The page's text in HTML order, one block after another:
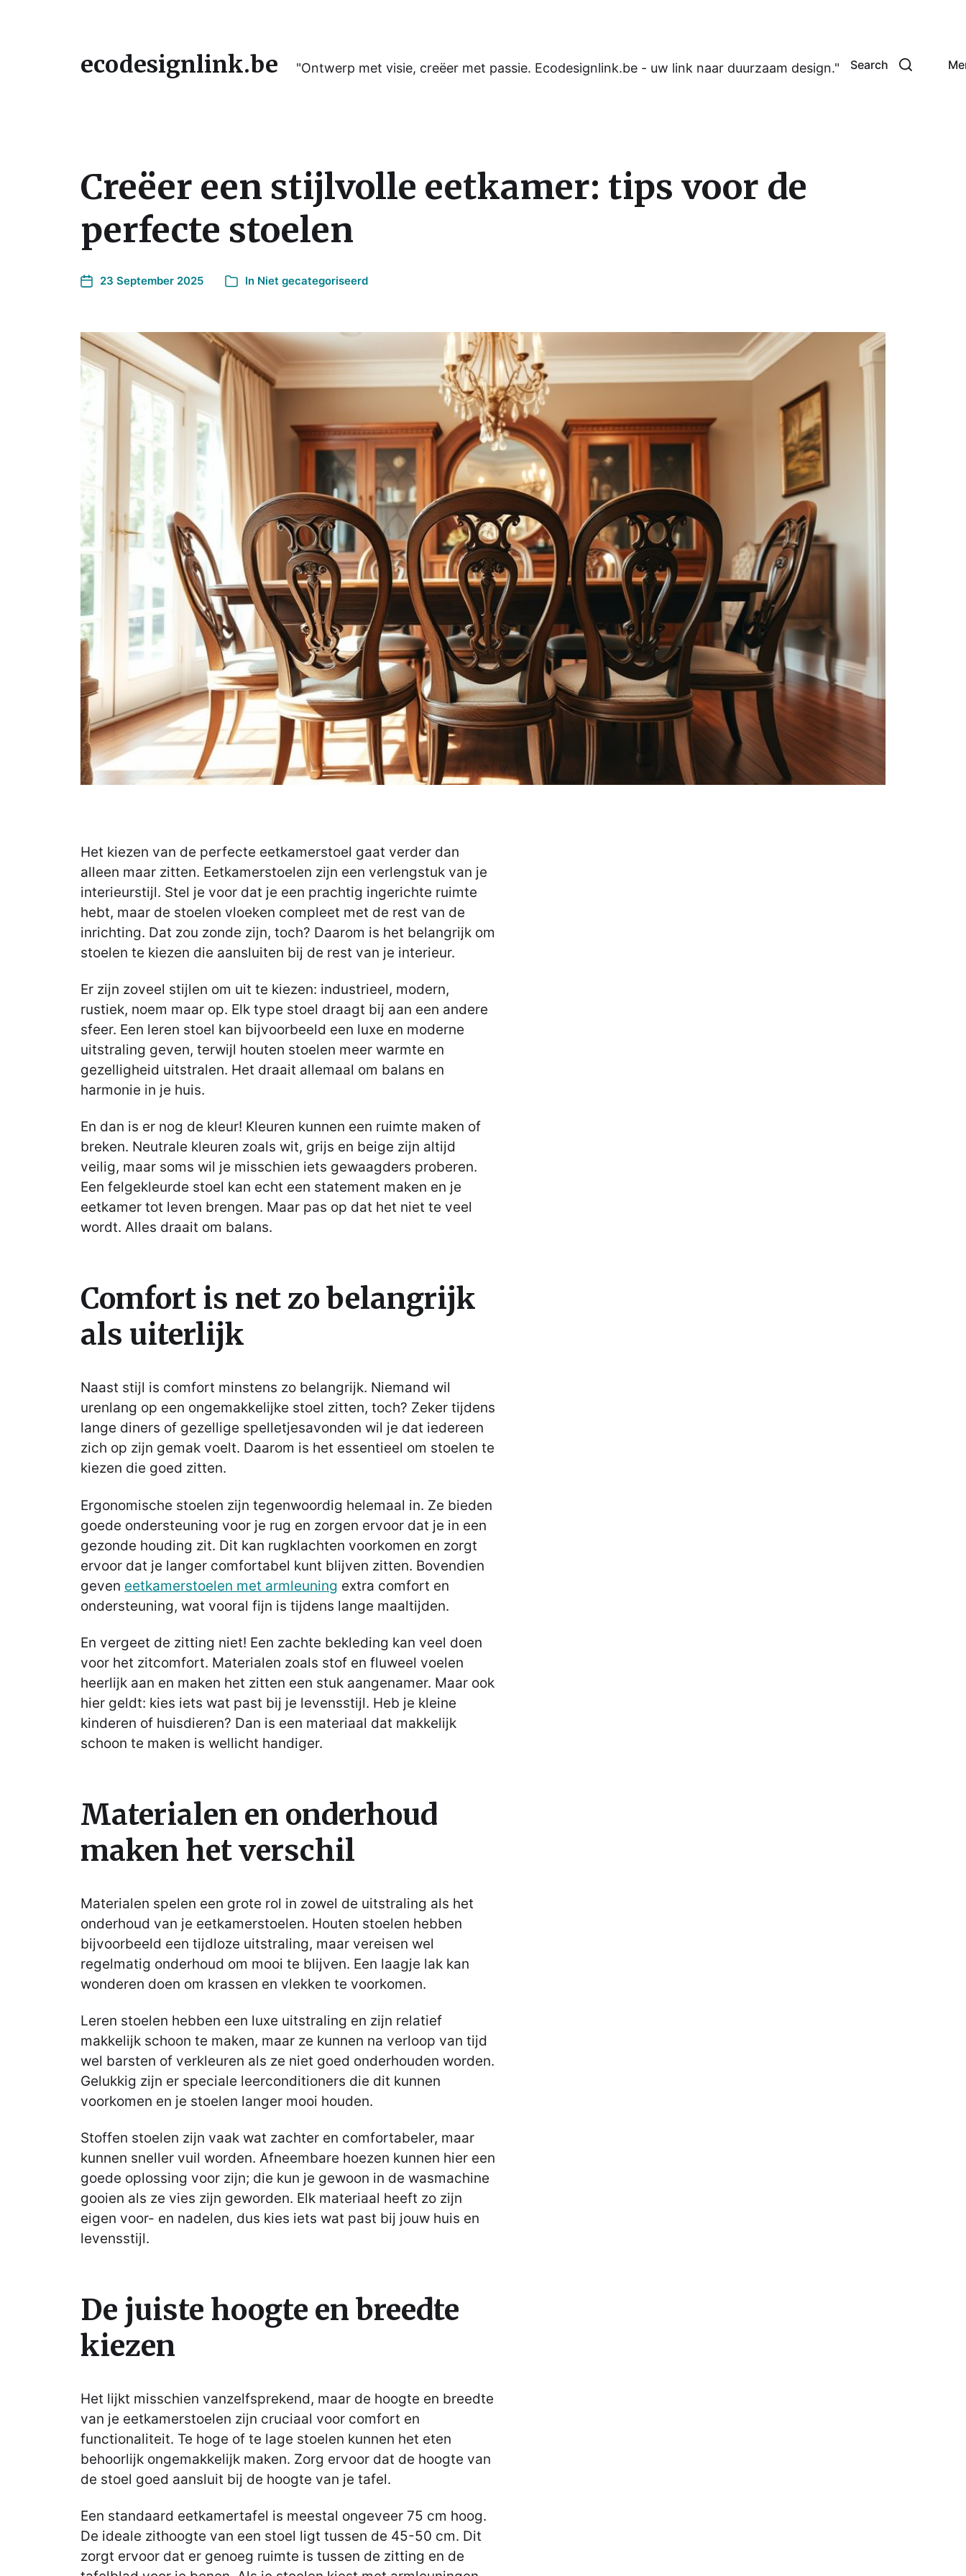
ecodesignlink.be "Ontwerp met visie, creëer met passie. Ecodesignlink.be - uw link naar duurzaam design." Search
Creëer een stijlvolle eetkamer: tips voor de
perfecte stoelen
23 September 2025 In Niet gecategoriseerd
Het kiezen van de perfecte eetkamerstoel gaat verder dan
alleen maar zitten. Eetkamerstoelen zijn een verlengstuk van je
interieurstijl. Stel je voor dat je een prachtig ingerichte ruimte
hebt, maar de stoelen vloeken compleet met de rest van de
inrichting. Dat zou zonde zijn, toch? Daarom is het belangrijk om
stoelen te kiezen die aansluiten bij de rest van je interieur.
Er zijn zoveel stijlen om uit te kiezen: industrieel, modern,
rustiek, noem maar op. Elk type stoel draagt bij aan een andere
sfeer. Een leren stoel kan bijvoorbeeld een luxe en moderne
uitstraling geven, terwijl houten stoelen meer warmte en
gezelligheid uitstralen. Het draait allemaal om balans en
harmonie in je huis.
En dan is er nog de kleur! Kleuren kunnen een ruimte maken of
breken. Neutrale kleuren zoals wit, grijs en beige zijn altijd
veilig, maar soms wil je misschien iets gewaagders proberen.
Een felgekleurde stoel kan echt een statement maken en je
eetkamer tot leven brengen. Maar pas op dat het niet te veel
wordt. Alles draait om balans.
Comfort is net zo belangrijk
als uiterlijk
Naast stijl is comfort minstens zo belangrijk. Niemand wil
urenlang op een ongemakkelijke stoel zitten, toch? Zeker tijdens
lange diners of gezellige spelletjesavonden wil je dat iedereen
zich op zijn gemak voelt. Daarom is het essentieel om stoelen te
kiezen die goed zitten.
Ergonomische stoelen zijn tegenwoordig helemaal in. Ze bieden
goede ondersteuning voor je rug en zorgen ervoor dat je in een
gezonde houding zit. Dit kan rugklachten voorkomen en zorgt
ervoor dat je langer comfortabel kunt blijven zitten. Bovendien
geven eetkamerstoelen met armleuning extra comfort en
ondersteuning, wat vooral fijn is tijdens lange maaltijden.
En vergeet de zitting niet! Een zachte bekleding kan veel doen
voor het zitcomfort. Materialen zoals stof en fluweel voelen
heerlijk aan en maken het zitten een stuk aangenamer. Maar ook
hier geldt: kies iets wat past bij je levensstijl. Heb je kleine
kinderen of huisdieren? Dan is een materiaal dat makkelijk
schoon te maken is wellicht handiger.
Materialen en onderhoud
maken het verschil
Materialen spelen een grote rol in zowel de uitstraling als het
onderhoud van je eetkamerstoelen. Houten stoelen hebben
bijvoorbeeld een tijdloze uitstraling, maar vereisen wel
regelmatig onderhoud om mooi te blijven. Een laagje lak kan
wonderen doen om krassen en vlekken te voorkomen.
Leren stoelen hebben een luxe uitstraling en zijn relatief
makkelijk schoon te maken, maar ze kunnen na verloop van tijd
wel barsten of verkleuren als ze niet goed onderhouden worden.
Gelukkig zijn er speciale leerconditioners die dit kunnen
voorkomen en je stoelen langer mooi houden.
Stoffen stoelen zijn vaak wat zachter en comfortabeler, maar
kunnen sneller vuil worden. Afneembare hoezen kunnen hier een
goede oplossing voor zijn; die kun je gewoon in de wasmachine
gooien als ze vies zijn geworden. Elk materiaal heeft zo zijn
eigen voor- en nadelen, dus kies iets wat past bij jouw huis en
levensstijl.
De juiste hoogte en breedte
kiezen
Het lijkt misschien vanzelfsprekend, maar de hoogte en breedte
van je eetkamerstoelen zijn cruciaal voor comfort en
functionaliteit. Te hoge of te lage stoelen kunnen het eten
behoorlijk ongemakkelijk maken. Zorg ervoor dat de hoogte van
de stoel goed aansluit bij de hoogte van je tafel.
Een standaard eetkamertafel is meestal ongeveer 75 cm hoog.
De ideale zithoogte van een stoel ligt tussen de 45-50 cm. Dit
zorgt ervoor dat er genoeg ruimte is tussen de zitting en de